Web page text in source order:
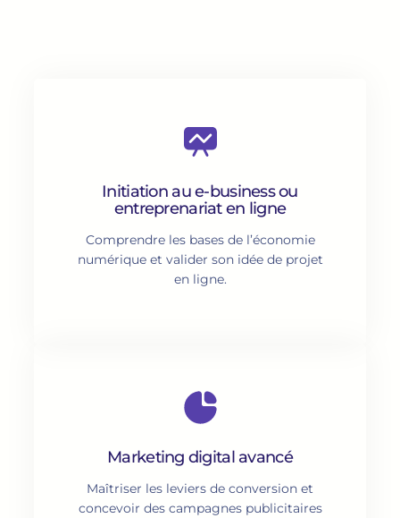
Initiation au e-business ou
entreprenariat en ligne
Comprendre les bases de l’économie
numérique et valider son idée de projet
en ligne.
Marketing digital avancé
Maîtriser les leviers de conversion et
concevoir des campagnes publicitaires